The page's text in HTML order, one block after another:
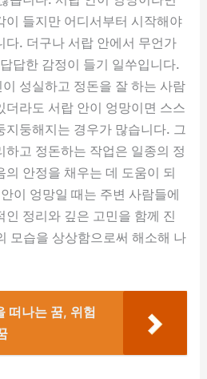
이 들지만 어디서부터 시작해야
다. 더구나 서랍 안에서 무언가
답한 감정이 들기 일쑤입니다.
성실하고 정돈을 잘 하는 사람
더라도 서랍 안이 엉망이면 스스
지둥해지는 경우가 많습니다. 그
하고 정돈하는 작업은 일종의 정
의 안정을 채우는 데 도움이 되
이 엉망일 때는 주변 사람들에
인 정리와 깊은 고민을 함께 진
모습을 상상함으로써 해소해 나
떠나는 꿈, 위험